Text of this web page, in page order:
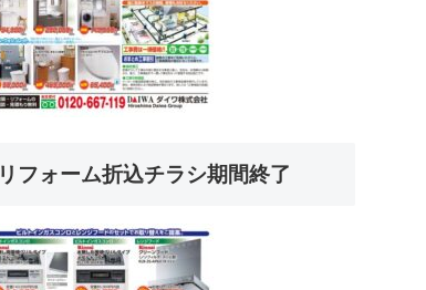
リフォーム折込チラシ期間終了